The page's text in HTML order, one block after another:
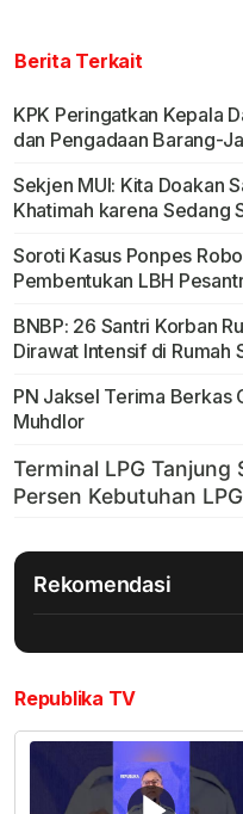
Berita Terkait
KPK Peringatkan Kepala
dan Pengadaan Barang-
Sekjen MUI: Kita Doakan
Khatimah karena Sedang
Soroti Kasus Ponpes
Pembentukan LBH
BNBP: 26 Santri Korban
Dirawat Intensif di Rumah
PN Jaksel Terima Berkas
Muhdlor
Rekomendasi
Republika TV